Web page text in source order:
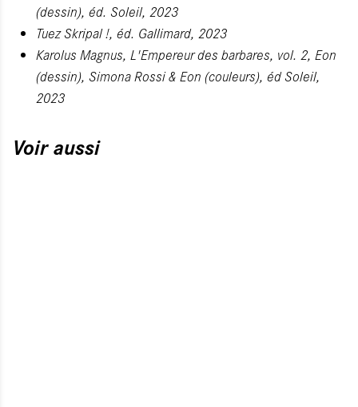
(dessin), éd. Soleil, 2023
Tuez Skripal !, éd. Gallimard, 2023
Karolus Magnus, L'Empereur des barbares, vol. 2, Eon
(dessin), Simona Rossi & Eon (couleurs), éd Soleil,
2023
Voir aussi